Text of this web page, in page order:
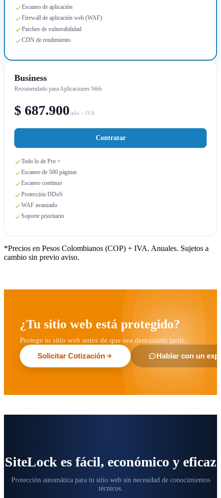
Escaneo de aplicación
Firewall de aplicación web (WAF)
Parches de vulnerabilidad
CDN de rendimiento
Business
Recomendado para Aplicaciones Web
$ 687.900/año + IVA
Contratar
Todo lo de Pro +
Escaneo de 500 páginas
Escaneo continuo
Protección DDoS
WAF avanzado
Soporte prioritario
*Precios en Pesos Colombianos (COP) + IVA. Anuales. Sujetos a
cambio sin previo aviso.
¿Tu sitio web está protegido?
Protege tu sitio web antes de que sea demasiado tarde.
Solicitar Cotización
Hablar con un
SiteLock es fácil, económico y eficaz
Protección automática para tu sitio web sin necesidad de conocimientos
técnicos.